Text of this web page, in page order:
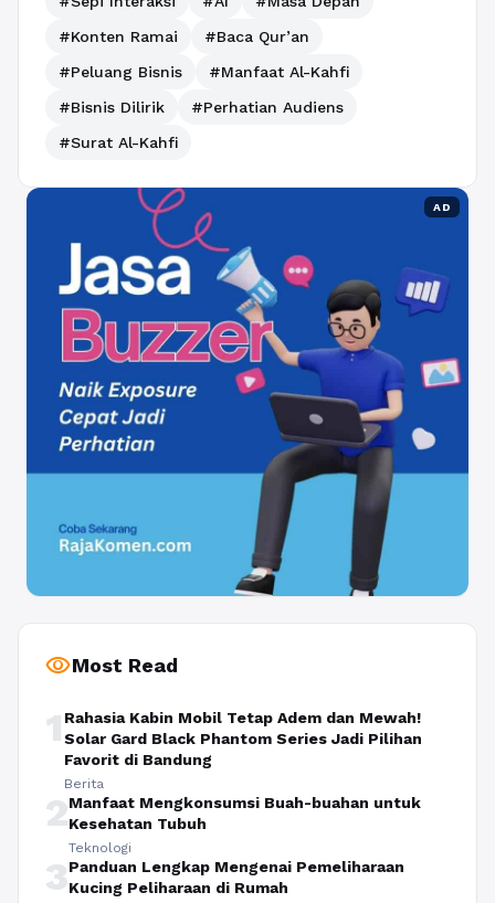
#Konten Ramai
#Baca Qur’an
#Peluang Bisnis
#Manfaat Al-Kahfi
#Bisnis Dilirik
#Perhatian Audiens
#Surat Al-Kahfi
AD
visibilityMost Read
1 Rahasia Kabin Mobil Tetap Adem dan Mewah!
Solar Gard Black Phantom Series Jadi Pilihan
Favorit di Bandung
Berita
2Manfaat Mengkonsumsi Buah-buahan untuk
Kesehatan Tubuh
Teknologi
3Panduan Lengkap Mengenai Pemeliharaan
Kucing Peliharaan di Rumah